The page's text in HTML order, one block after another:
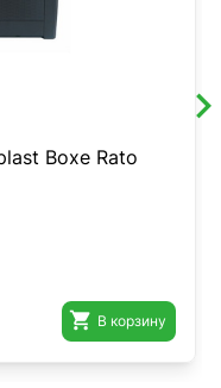
Boxe Rato
 В корзину